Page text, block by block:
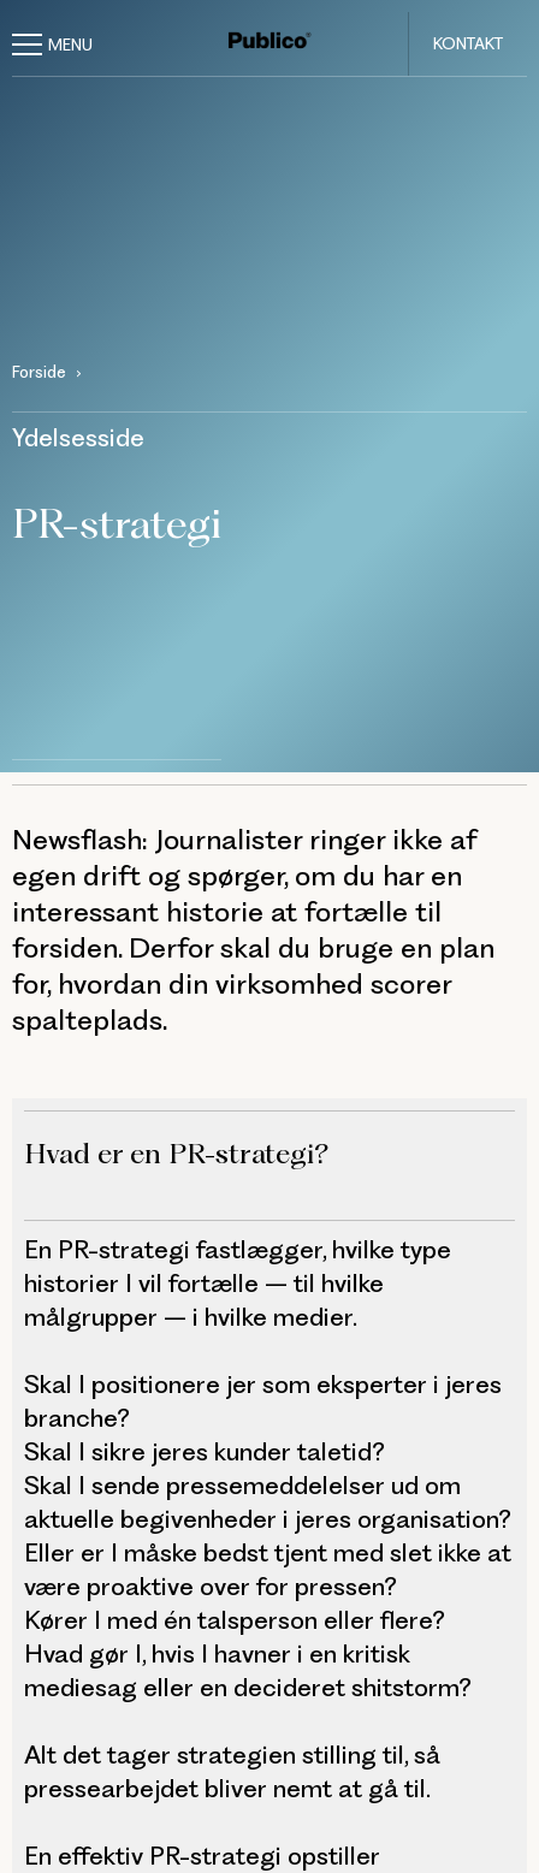
KONTAKT
Forside
Ydelsesside
PR-strategi
Newsflash: Journalister ringer ikke af
egen drift og spørger, om du har en
interessant historie at fortælle til
forsiden. Derfor skal du bruge en plan
for, hvordan din virksomhed scorer
spalteplads.
Hvad er en PR-strategi?
En PR-strategi fastlægger, hvilke type
historier I vil fortælle – til hvilke
målgrupper – i hvilke medier.
Skal I positionere jer som eksperter i jeres
branche?
Skal I sikre jeres kunder taletid?
Skal I sende pressemeddelelser ud om
aktuelle begivenheder i jeres organisation?
Eller er I måske bedst tjent med slet ikke at
være proaktive over for pressen?
Kører I med én talsperson eller flere?
Hvad gør I, hvis I havner i en kritisk
mediesag eller en decideret shitstorm?
Alt det tager strategien stilling til, så
pressearbejdet bliver nemt at gå til.
En effektiv PR-strategi opstiller